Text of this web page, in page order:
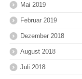
Mai 2019
Februar 2019
Dezember 2018
August 2018
Juli 2018